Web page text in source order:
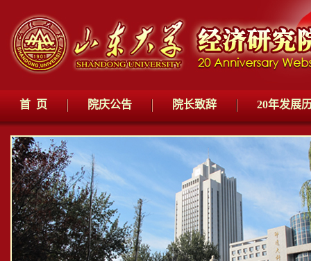
首 页 院庆公告 院长致辞 20年发展